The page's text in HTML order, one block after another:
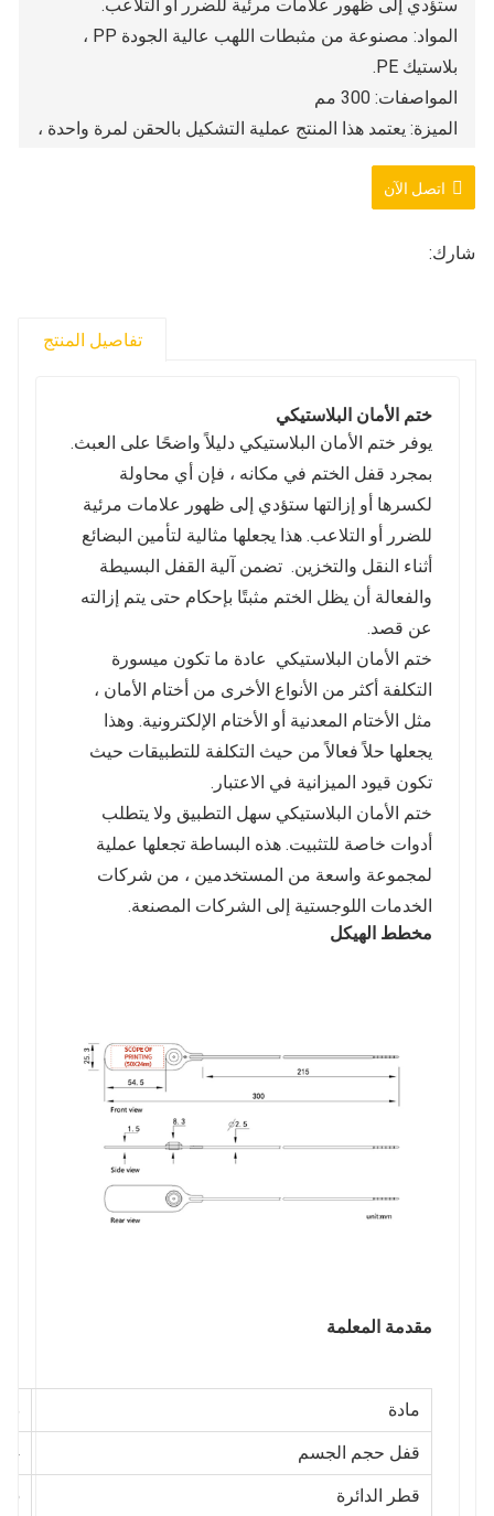
ستؤدي إلى ظهور علامات مرئية للضرر أو التلاعب.
المواد: مصنوعة من مثبطات اللهب عالية الجودة PP ،
بلاستيك PE.
المواصفات: 300 مم
الميزة: يعتمد هذا المنتج عملية التشكيل بالحقن لمرة واحدة ،
اللون: أحمر ، أزرق ، أصفر ، أخضر ، وألوان أخرى
تعليم الختم: بناءً على احتياجات العميل المختلفة ، يمكننا
OEM / ODM: قبول OEM و ODM النظام
اتصل الآن
شارك:
تفاصيل المنتج
ختم الأمان البلاستيكي
يوفر ختم الأمان البلاستيكي دليلاً واضحًا على العبث.
بمجرد قفل الختم في مكانه ، فإن أي محاولة
لكسرها أو إزالتها ستؤدي إلى ظهور علامات مرئية
للضرر أو التلاعب. هذا يجعلها مثالية لتأمين البضائع
أثناء النقل والتخزين. تضمن آلية القفل البسيطة
والفعالة أن يظل الختم مثبتًا بإحكام حتى يتم إزالته
عن قصد.
ختم الأمان البلاستيكي عادة ما تكون ميسورة
التكلفة أكثر من الأنواع الأخرى من أختام الأمان ،
مثل الأختام المعدنية أو الأختام الإلكترونية. وهذا
يجعلها حلاً فعالاً من حيث التكلفة للتطبيقات حيث
تكون قيود الميزانية في الاعتبار.
ختم الأمان البلاستيكي سهل التطبيق ولا يتطلب
أدوات خاصة للتثبيت. هذه البساطة تجعلها عملية
لمجموعة واسعة من المستخدمين ، من شركات
الخدمات اللوجستية إلى الشركات المصنعة.
مخطط الهيكل
مقدمة المعلمة
مادة
قفل حجم الجسم 54 * 25 ملم
قطر الدائرة 2.5